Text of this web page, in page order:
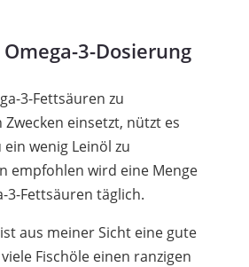
3-Dosierung
3-Fettsäuren zu
einsetzt, nützt es
wenig Leinöl zu
empfohlen wird eine Menge
3-Fettsäuren täglich.
aus meiner Sicht eine gute
Fischöle einen ranzigen